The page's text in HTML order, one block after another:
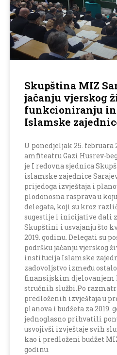
Skupština MIZ
jačanju vjerskog
funkcioniranju
Islamske
U ponedjeljak 25. februara
amfiteatru Gazi Husrev-
je I redovna sjednica
islamske zajednice
prijedoga izvještaja i
plodonosna rasprava u
delegata, koji su kroz
sugestije i inicijative dali
Skupštini i usvajanju što
2019. godinu. Delegati su
podršku jačanju vjerskog
institucija Islamske
zadovoljstvo između
finansijskim djelovanjem
stručnih službi.Po
predloženih izvještaja u
planova i budžeta za 2019.
jednoglasno prihvatili
usvojivši izvještaje svih
kao i predloženi budžet
godinu.